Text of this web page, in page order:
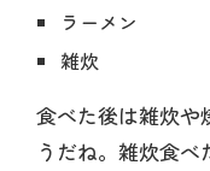
ラーメン
雑炊
食べた後は雑炊や
うだね。雑炊食